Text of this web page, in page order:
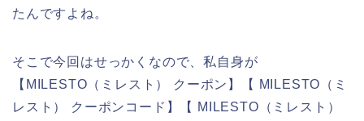
たんですよね。
そこで今回はせっかくなので、私自身が
【MILESTO（ミレスト） クーポン】【 MILESTO（ミ
レスト） クーポンコード】【 MILESTO（ミレスト）